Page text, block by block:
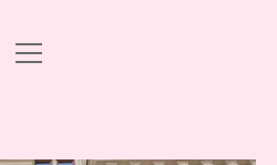
BABY!
& SUPPORT
FOLGEN
Menü
öffnen